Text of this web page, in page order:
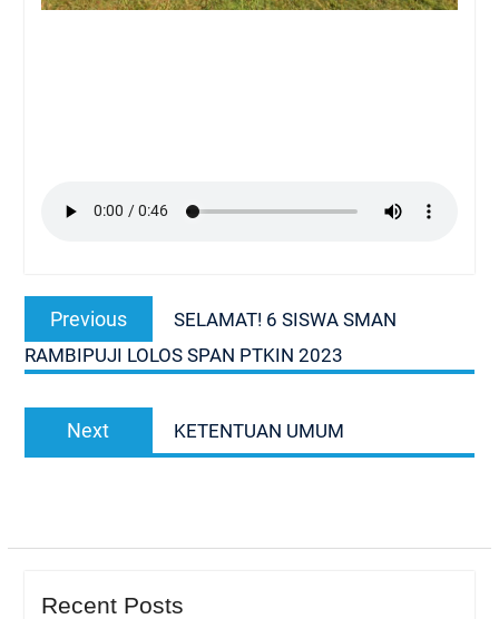
Navigasi
posPrevious
post:
SELAMAT! 6 SISWA SMAN
RAMBIPUJI LOLOS SPAN PTKIN 2023
Next
post:
KETENTUAN UMUM
Recent Posts